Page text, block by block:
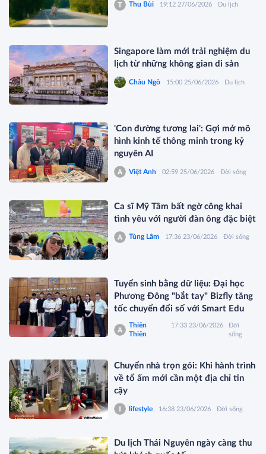
Thu Bùi 19:12 27/06/2026 Du lịch
Singapore làm mới trải nghiệm du
lịch từ những không gian di sản
Châu Ngô 15:00 25/06/2026 Du lịch
'Con đường tương lai': Gợi mở mô
hình kinh tế thông minh trong kỷ
nguyên AI
Việt Anh 02:59 25/06/2026 Đời sống
Ca sĩ Mỹ Tâm bất ngờ công khai
tình yêu với người đàn ông đặc biệt
Tùng Lâm 17:36 23/06/2026 Đời sống
Tuyển sinh bằng dữ liệu: Đại học
Phương Đông "bắt tay" Bizfly tăng
tốc chuyển đổi số với Smart Edu
Thiên
Thiên
17:33 23/06/2026
Đời
sống
Chuyển nhà trọn gói: Khi hành trình
về tổ ấm mới cần một địa chỉ tin
cậy
lifestyle 16:38 23/06/2026 Đời sống
Du lịch Thái Nguyên ngày càng thu